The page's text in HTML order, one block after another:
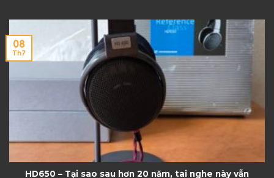
HD650 – Tại sao sau hơn 20 năm, tai nghe này vẫn
08
Th7